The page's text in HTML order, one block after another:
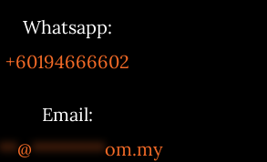
Whatsapp:
+60194666602
Email:
**@********om.my